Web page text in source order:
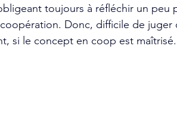
toujours à réfléchir un peu
Donc, difficile de
si le concept en coop est maîtrisé.